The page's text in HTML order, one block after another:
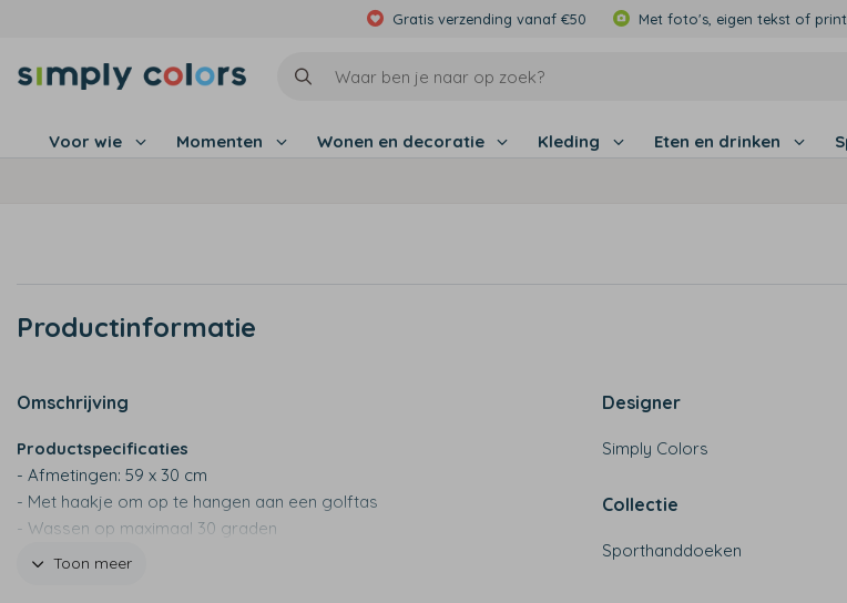
Gratis verzending vanaf €50 Met foto's, eigen tekst of print
Voor wie Momenten Wonen en decoratie Kleding Eten en drinken
Productinformatie
Omschrijving
Productspecificaties
- Afmetingen: 59 x 30 cm
- Met haakje om op te hangen aan een golftas
- Wassen op maximaal 30 graden
- Niet geschikt voor de wasdroger
Toon meer
Designer
Simply Colors
Collectie
Sporthanddoeken